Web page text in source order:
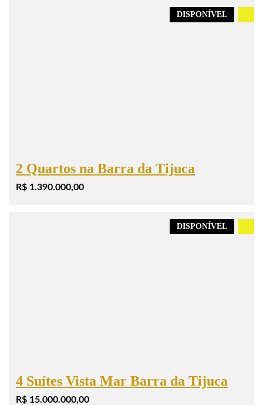
DISPONÍVEL
2 Quartos na Barra da Tijuca
R$ 1.390.000,00
DISPONÍVEL
4 Suítes Vista Mar Barra da Tijuca
R$ 15.000.000,00